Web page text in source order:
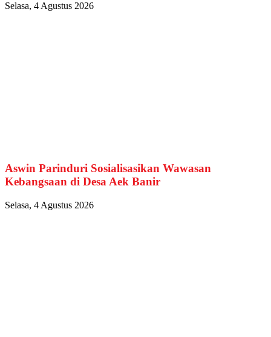
Selasa, 4 Agustus 2026
Aswin Parinduri Sosialisasikan Wawasan
Kebangsaan di Desa Aek Banir
Selasa, 4 Agustus 2026